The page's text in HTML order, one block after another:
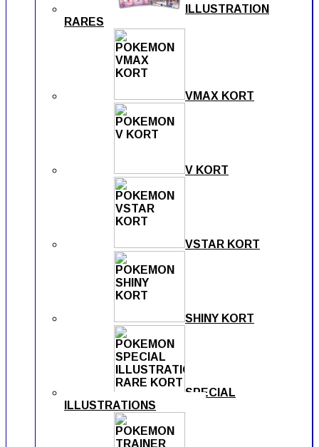
ILLUSTRATION
RARES
VMAX KORT
V KORT
VSTAR KORT
SHINY KORT
SPECIAL
ILLUSTRATIONS